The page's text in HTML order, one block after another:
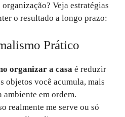
Veja estratégias
o resultado a longo prazo:
Prático
organizar a casa é reduzir
objetos você acumula, mais
ambiente em ordem.
realmente me serve ou só